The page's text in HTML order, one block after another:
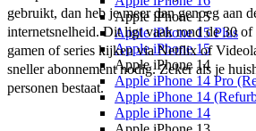
Apple iPhone 15
Apple iPhone 15 Plus
Apple iPhone 15
Apple iPhone 14
Apple iPhone 14 Pro
Apple iPhone 14
Apple iPhone 14
gebruikt, dan heb je meer dan genoeg aan
internetsnelheid. Dit ligt vaak rond de 30
gamen of series kijken via Netflix of
sneller abonnement nodig. Zeker als je
personen bestaat.